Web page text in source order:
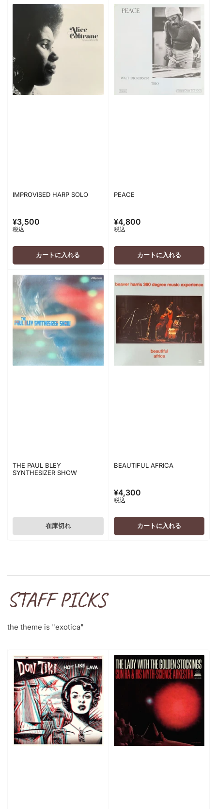
IMPROVISED HARP SOLO
通
常
価
¥3,500
税込
カートに入れる
PEACE
通
常
価
¥4,800
税込
カートに入れる
THE PAUL BLEY
SYNTHESIZER SHOW
在庫切れ
BEAUTIFUL AFRICA
通
常
価
¥4,300
税込
カートに入れる
STAFF PICKS
the theme is "exotica"